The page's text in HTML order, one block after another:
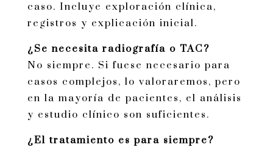
caso. Incluye exploración clínica,
registros y explicación inicial.
¿Se necesita radiografía o TAC?
No siempre. Si fuese necesario para
casos complejos, lo valoraremos, pero
en la mayoría de pacientes, el análisis
y estudio clínico son suficientes.
¿El tratamiento es para siempre?